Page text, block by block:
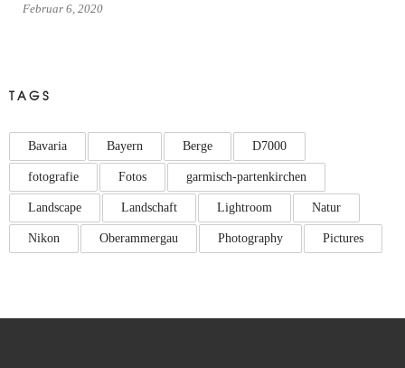
Februar 6, 2020
TAGS
Bavaria Bayern Berge D7000
fotografie Fotos garmisch-partenkirchen
Landscape Landschaft Lightroom Natur
Nikon Oberammergau Photography Pictures